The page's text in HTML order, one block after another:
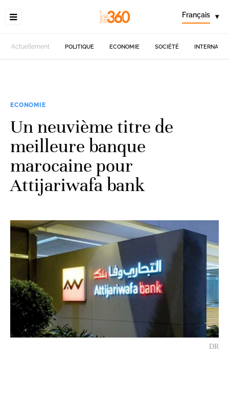
Français ▾
Actuellement POLITIQUE ECONOMIE SOCIÉTÉ
ECONOMIE
Un neuvième titre de
meilleure banque
marocaine pour
Attijariwafa bank
DR